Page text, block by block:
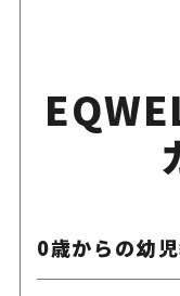
0歳からの幼